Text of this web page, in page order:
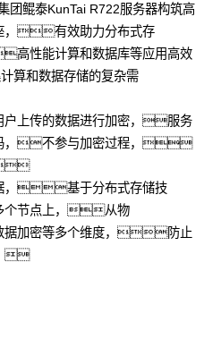
鲲泰KunTai R722服务器构筑高
，有效助力分布式存
性能计算和数据库等应用高效
算和数据存储的复杂需
户上传的数据进行加密，服务
码，不参与加密过程，

，基于分布式存储技
节点上，从物
加密等多个维度，防止
